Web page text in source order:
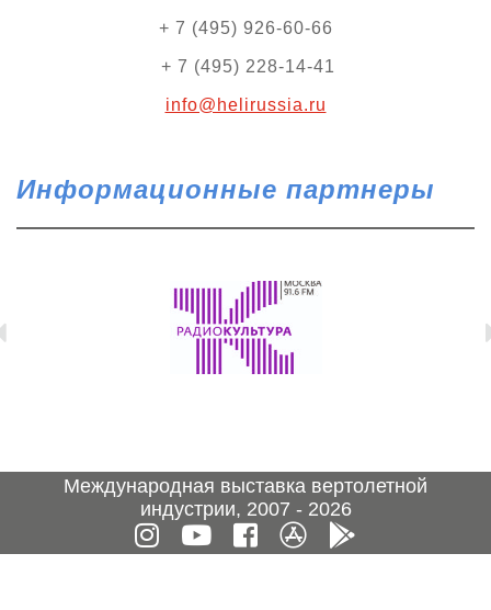
+ 7 (495) 926-60-66
+ 7 (495) 228-14-41
info@helirussia.ru
Информационные партнеры
Международная выставка вертолетной
индустрии, 2007 - 2026